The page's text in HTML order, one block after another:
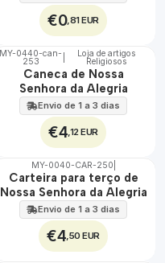
€0,81 EUR
🇵🇹
100%
MY-0440-can-
253
Loja de artigos
Religiosos
Caneca de Nossa
Senhora da Alegria
Envio de 1 a 3 dias
€4,12 EUR
🇵🇹
MY-0040-CAR-250
Carteira para terço de
Nossa Senhora da Alegria
Envio de 1 a 3 dias
€4 ,50 EUR